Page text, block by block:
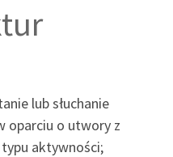
lub słuchanie
oparciu o utwory z
aktywności;